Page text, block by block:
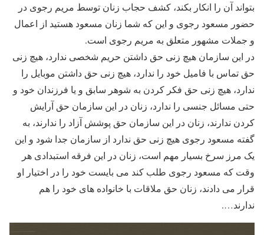
بتواند آن را انکار بکند، کشف حجاب زنان توسط مریم رجوی در
حضور مسعود رجوی و این که شما زنان مسعود هستید از اعمال
و جملات مشهور متعلق به مریم رجوی است.
در این سازمان هیچ زنی حق داشتن حریم شخصی ندارد، هیچ زنی
حق تماس با فامیل خود را ندارد، هیچ زنی حق داشتن موبایل را
ندارد، هیچ زنی حق فکر کردن به شوهر سابق و یا فرزندان خود و
حتی مسائل جنسی را ندارد، زنان در این سازمان حق آرایش
کردن ندارند، زنان در این سازمان حق پوشش آزاد را ندارند، به
گفته مسعود رجوی هیچ زنی حق ندارد از سازمان جدا شود و این
یک مرز سرخ بسیار مهم است، زنان در این فرقه استبدادی هر
وقت که مسعود رجوی طلب کند می بایست خود را در اختیار او
قرار می دادند، زنان حق ملاقات با خانواده های خود را هم
ندارند….